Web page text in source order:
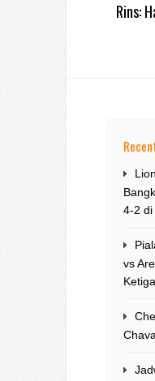
Rins:
4-2 di
vs
Ketiga